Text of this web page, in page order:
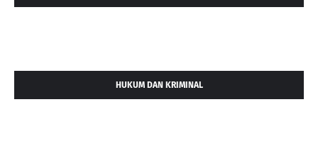
HUKUM DAN KRIMINAL